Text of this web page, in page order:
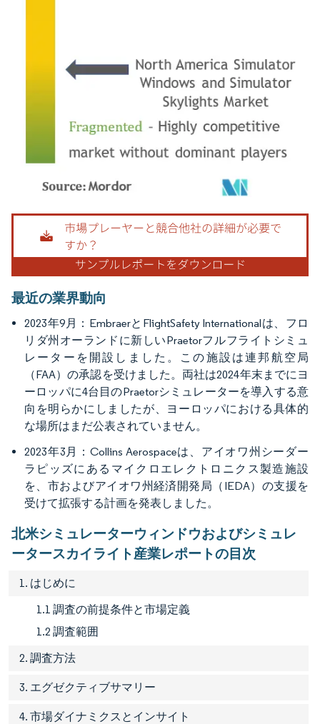
画像 © Mordor Intelligence。再利用にはCC BY 4.0の表示が必要です。
最近の業界動向
2023年9月：EmbraerとFlightSafety Internationalは、フロ
リダ州オーランドに新しいPraetorフルフライトシミュ
レーターを開設しました。この施設は連邦航空局
（FAA）の承認を受けました。両社は2024年末までにヨ
ーロッパに4台目のPraetorシミュレーターを導入する意
向を明らかにしましたが、ヨーロッパにおける具体的
な場所はまだ公表されていません。
2023年3月：Collins Aerospaceは、アイオワ州シーダー
ラピッズにあるマイクロエレクトロニクス製造施設
を、市およびアイオワ州経済開発局（IEDA）の支援を
受けて拡張する計画を発表しました。
北米シミュレーターウィンドウおよびシミュレ
ータースカイライト産業レポートの目次
1. はじめに
1.1 調査の前提条件と市場定義
1.2 調査範囲
2. 調査方法
3. エグゼクティブサマリー
4. 市場ダイナミクスとインサイト